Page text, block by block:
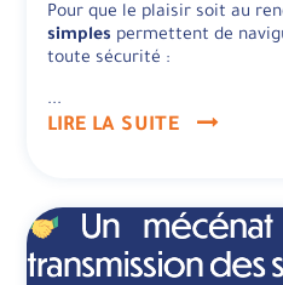
Pour que le plaisir soit au
simples permettent de
toute sécurité :
...
LIRE LA SUITE